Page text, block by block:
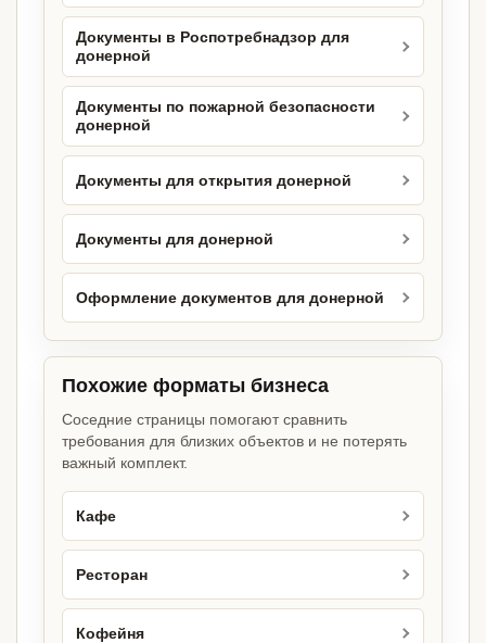
Документы в Роспотребнадзор для
донерной
Документы по пожарной безопасности
донерной
Документы для открытия донерной
Документы для донерной
Оформление документов для донерной
Похожие форматы бизнеса
Соседние страницы помогают сравнить
требования для близких объектов и не потерять
важный комплект.
Кафе
Ресторан
Кофейня